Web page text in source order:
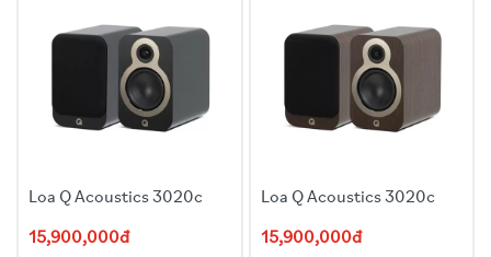
Loa Q Acoustics 3020c
15,900,000đ
Loa Q Acoustics 3020c
15,900,000đ